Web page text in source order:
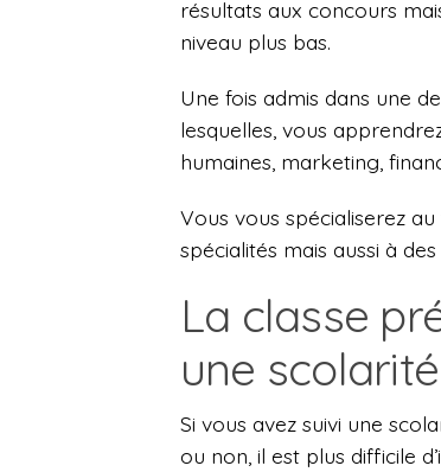
résultats aux concours
niveau plus bas.
Une fois admis dans une
lesquelles, vous
humaines, marketing,
Vous vous spécialiserez
spécialités mais aussi à
La classe
une
Si vous avez suivi une
ou non, il est plus difficile